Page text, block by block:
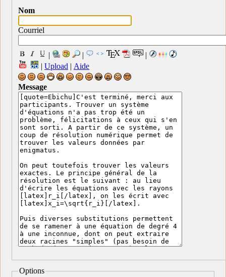
Nom
Courriel
| |
|
| Upload | Aide
Message
Options